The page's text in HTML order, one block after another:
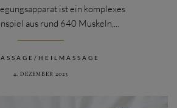
ist ein komplexes
aus rund 640 Muskeln,...
HEILMASSAGE
4. DEZEMBER 2023